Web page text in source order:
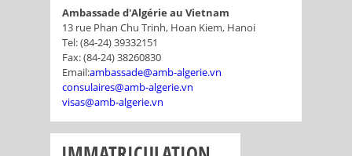
Ambassade d'Algérie au Vietnam
13 rue Phan Chu Trinh, Hoan Kiem, Hanoi
Tel: (84-24) 39332151
Fax: (84-24) 38260830
Email:ambassade@amb-algerie.vn
consulaires@amb-algerie.vn
visas@amb-algerie.vn